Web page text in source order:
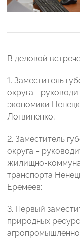
В деловой
1. Заместитель
округа -
экономики
Логвиненко;
2. Заместитель
округа –
жилищно-
транспорта
Еремеев;
3. Первый
природных